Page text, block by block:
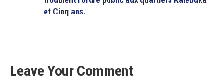
et Cinq ans.
Leave Your Comment